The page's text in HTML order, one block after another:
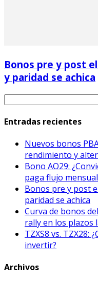
Bonos pre y post
y paridad se achica
Entradas recientes
Nuevos bonos
rendimiento y
Bono AO29:
paga flujo
Bonos pre y post
paridad se achica
Curva de bonos
rally en los plazos
TZXS8 vs. TZX28:
invertir?
Archivos